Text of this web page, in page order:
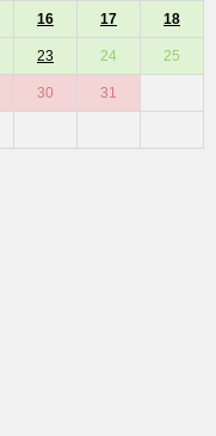
16 17 18
23 24 25
30 31